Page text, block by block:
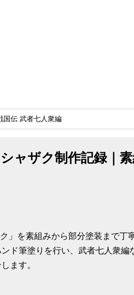
国伝 武者七人衆編
ャザク制作記録｜
」を素組みから部分塗装まで丁
ド筆塗りを行い、武者七人衆編
ます。